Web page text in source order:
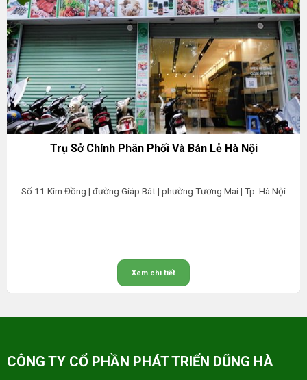
Trụ Sở Chính Phân Phối Và Bán Lẻ Hà Nội
Số 11 Kim Đồng | đường Giáp Bát | phường Tương Mai | Tp. Hà Nội
Xem chi tiết
CÔNG TY CỔ PHẦN PHÁT TRIỂN DŨNG HÀ